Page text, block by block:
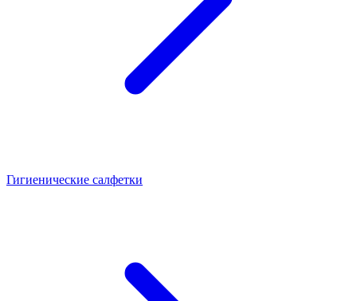
Гигиенические салфетки